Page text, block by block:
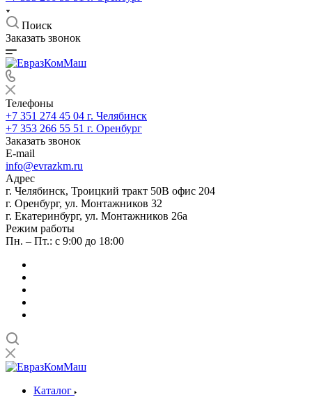
Поиск
Заказать звонок
Телефоны
+7 351 274 45 04 г. Челябинск
+7 353 266 55 51 г. Оренбург
Заказать звонок
E-mail
info@evrazkm.ru
Адрес
г. Челябинск, Троицкий тракт 50В офис 204
г. Оренбург, ул. Монтажников 32
г. Екатеринбург, ул. Монтажников 26а
Режим работы
Пн. – Пт.: с 9:00 до 18:00
Каталог